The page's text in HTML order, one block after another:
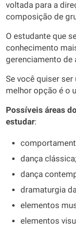
voltada para a
composição de
O estudante que
conhecimento
gerenciamento de
Se você quiser
melhor opção é o
Possíveis áreas
estudar:
dança clássica;
dança
dramaturgia
elementos
elementos